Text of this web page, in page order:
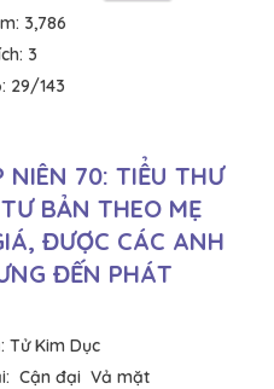
3,786
3
29/143
NIÊN 70: TIỂU THƯ
BẢN THEO MẸ
ĐƯỢC CÁC ANH
ĐẾN PHÁT
Tử Kim Dục
Cận đại Vả mặt